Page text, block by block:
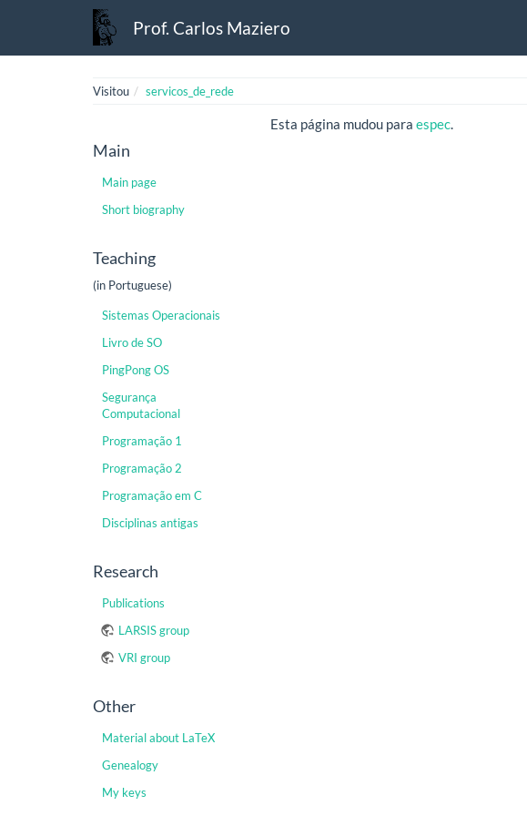
Prof. Carlos Maziero
Visitou servicos_de_rede
Main
Main page
Short biography
Teaching
(in Portuguese)
Sistemas Operacionais
Livro de SO
PingPong OS
Segurança
Computacional
Programação 1
Programação 2
Programação em C
Disciplinas antigas
Research
Publications
LARSIS group
VRI group
Other
Material about LaTeX
Genealogy
My keys
Esta página mudou para espec